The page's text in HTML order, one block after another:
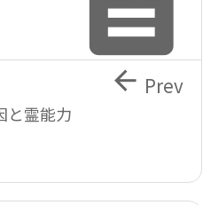
と霊能力
 Prev